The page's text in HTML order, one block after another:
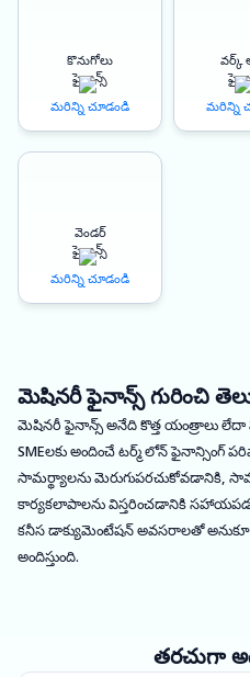
కొనుగోలు
ఫైనాన్స్
మరిన్ని చూడండి
వర్క్
మరిన్ని
వెండర్
ఫైనాన్స్
మరిన్ని చూడండి
మెషినరీ ఫైనాన్స్ గురించి
మెషినరీ ఫైనాన్స్ అనేది కొత్త యంత్రాలు
SMEలకు అందించే టర్మ్ లోన్ ఫైనాన్సింగ్
సామర్థ్యాలను మెరుగుపరచుకోవడానికి,
కార్యకలాపాలను విస్తరించడానికి
కనీస డాక్యుమెంటేషన్ అవసరాలతో
అందిస్తుంది.
తరచుగా